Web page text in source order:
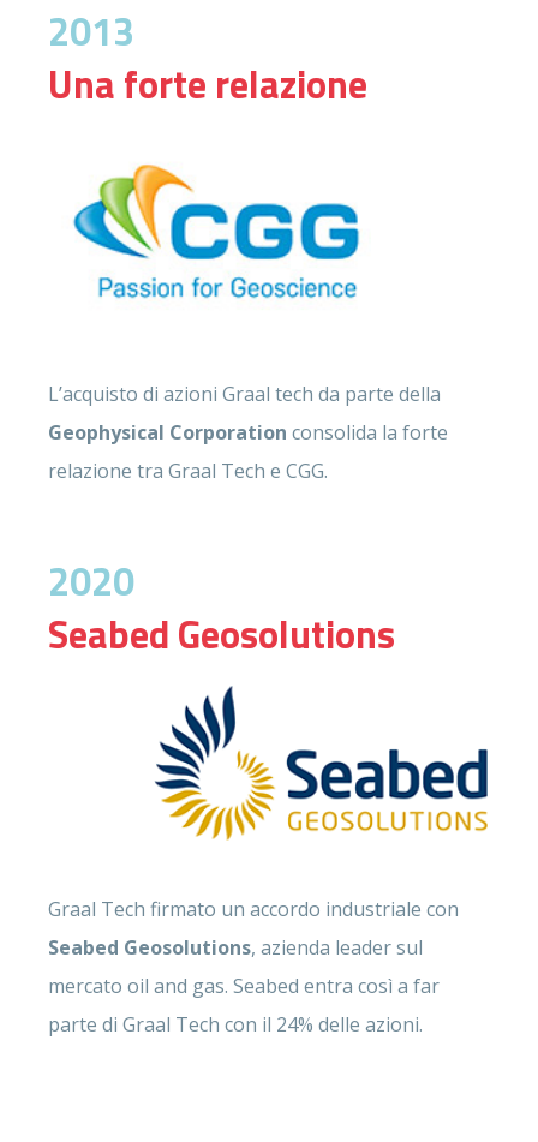
Una forte relazione
2013
L’acquisto di azioni Graal tech da parte della
Geophysical Corporation consolida la forte
relazione tra Graal Tech e CGG.
2020
Seabed Geosolutions
Graal Tech firmato un accordo industriale con
Seabed Geosolutions, azienda leader sul
mercato oil and gas. Seabed entra così a far
parte di Graal Tech con il 24% delle azioni.